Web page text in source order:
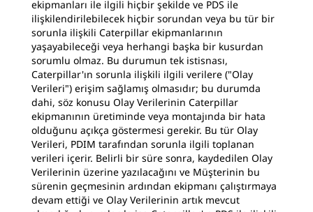
ekipmanları ile ilgili hiçbir şekilde ve PDS ile
ilişkilendirilebilecek hiçbir sorundan veya bu tür bir
sorunla ilişkili Caterpillar ekipmanlarının
yaşayabileceği veya herhangi başka bir kusurdan
sorumlu olmaz. Bu durumun tek istisnası,
Caterpillar'ın sorunla ilişkili ilgili verilere ("Olay
Verileri") erişim sağlamış olmasıdır; bu durumda
dahi, söz konusu Olay Verilerinin Caterpillar
ekipmanının üretiminde veya montajında bir hata
olduğunu açıkça göstermesi gerekir. Bu tür Olay
Verileri, PDIM tarafından sorunla ilgili toplanan
verileri içerir. Belirli bir süre sonra, kaydedilen Olay
Verilerinin üzerine yazılacağını ve Müşterinin bu
sürenin geçmesinin ardından ekipmanı çalıştırmaya
devam ettiği ve Olay Verilerinin artık mevcut